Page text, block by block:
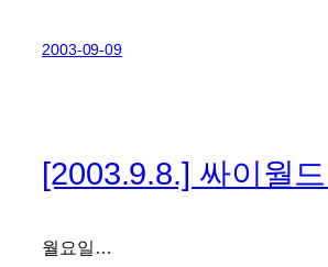
2003-09-09
[2003.9.8.] 싸이월
월요일…